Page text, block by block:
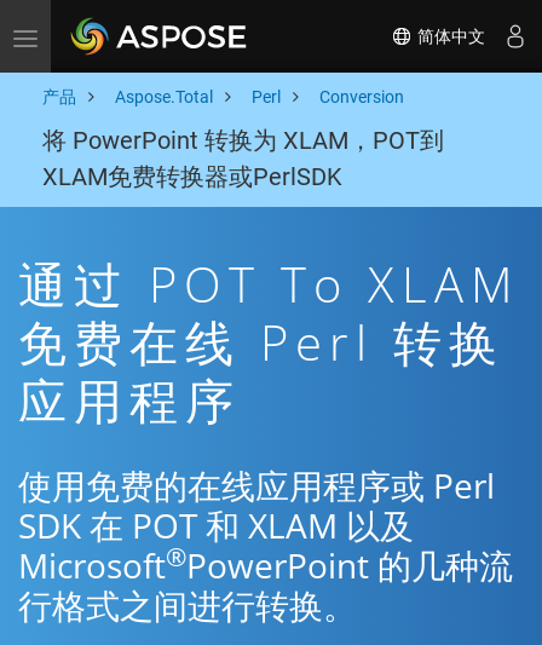
Toggle navigation 简体中文
产品 Aspose.Total Perl Conversion
将 PowerPoint 转换为 XLAM，POT到
XLAM免费转换器或PerlSDK
通过 POT To XLAM
免费在线 Perl 转换
应用程序
使用免费的在线应用程序或 Perl
SDK 在 POT 和 XLAM 以及
Microsoft®PowerPoint 的几种流
行格式之间进行转换。